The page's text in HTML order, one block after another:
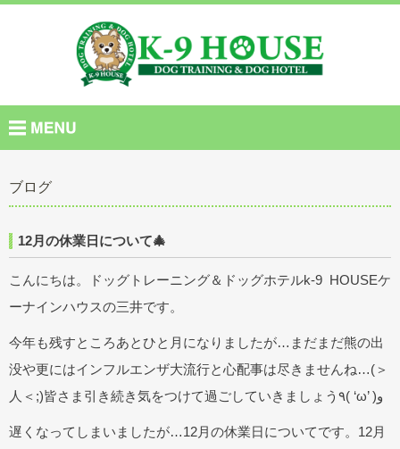
ブログ
12月の休業日について🎄
こんにちは。ドッグトレーニング＆ドッグホテルk-9 HOUSEケ
ーナインハウスの三井です。
今年も残すところあとひと月になりましたが…まだまだ熊の出
没や更にはインフルエンザ大流行と心配事は尽きませんね…(＞
人＜;)皆さま引き続き気をつけて過ごしていきましょう٩( ‘ω’ )و
遅くなってしまいましたが…12月の休業日についてです。12月